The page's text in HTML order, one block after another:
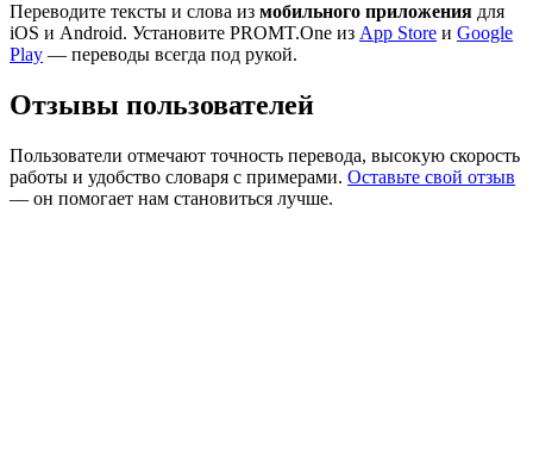
Переводите тексты и слова из мобильного приложения для
iOS и Android. Установите PROMT.One из App Store и Google
Play — переводы всегда под рукой.
Отзывы пользователей
Пользователи отмечают точность перевода, высокую скорость
работы и удобство словаря с примерами. Оставьте свой отзыв
— он помогает нам становиться лучше.